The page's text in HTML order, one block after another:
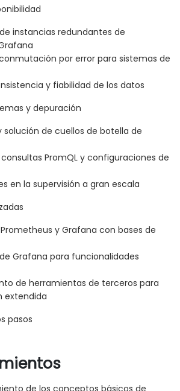
instancias redundantes de
por error para sistemas de
y fiabilidad de los datos
y depuración
de cuellos de botella de
PromQL y configuraciones de
en la supervisión a gran escala
y Grafana con bases de
Grafana para funcionalidades
de herramientas de terceros para
extendida
pasos